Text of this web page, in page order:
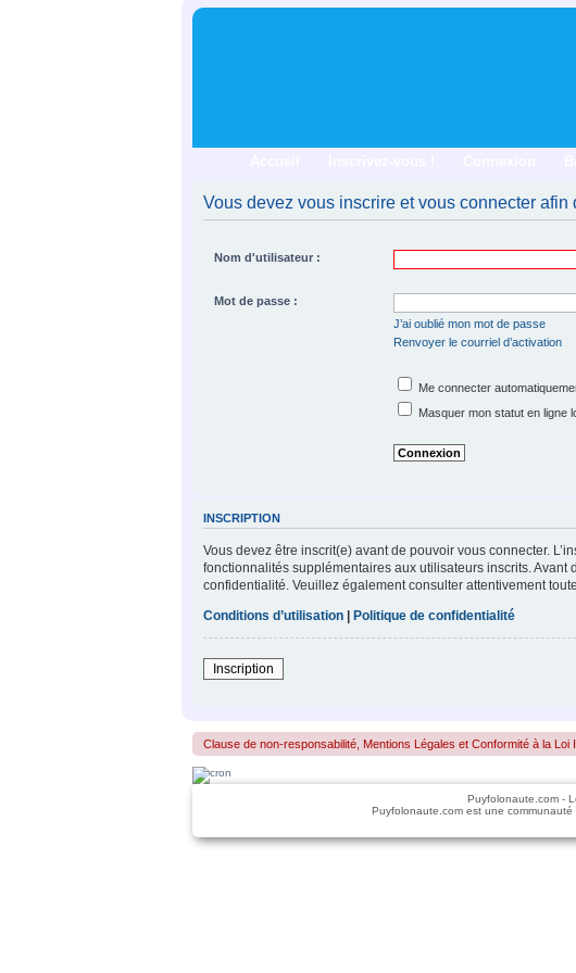
Vous devez vous inscrire et vous connecter
Nom d'utilisateur :
Mot de passe :
J’ai oublié mon mot de passe
Renvoyer le courriel d’activation
Me connecter
Masquer mon statut en ligne
INSCRIPTION
Vous devez être inscrit(e) avant de pouvoir vous connecter.
fonctionnalités supplémentaires aux utilisateurs inscrits.
confidentialité. Veuillez également consulter attentivement
Conditions d’utilisation
Politique de confidentialité
Inscription
Clause de non-responsabilité, Mentions Légales et Conformité à la
Puyfolonaute.com -
Puyfolonaute.com est une